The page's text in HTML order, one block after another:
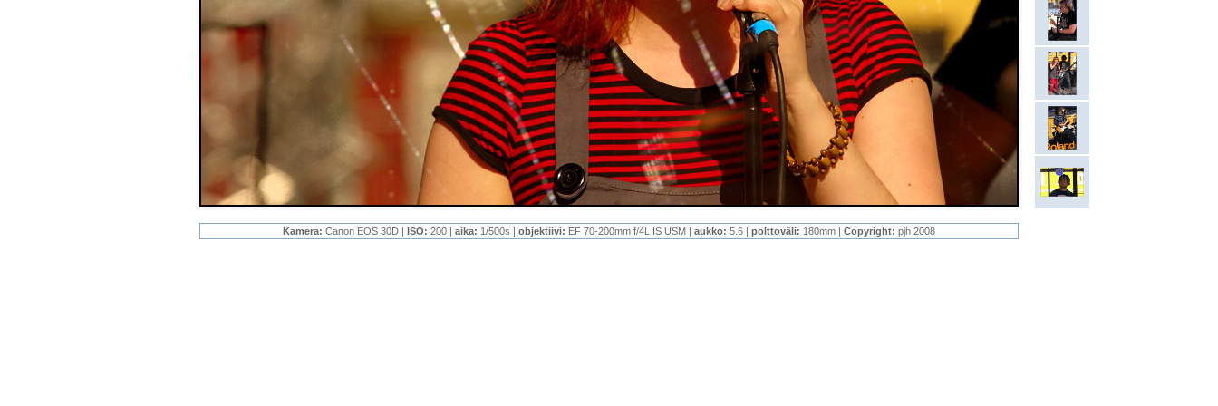
Kamera: Canon EOS 30D | ISO: 200 | aika: 1/500s | objektiivi: EF 70-200mm f/4L IS USM | aukko: 5.6 | polttoväli: 180mm | Copyright: pjh 2008